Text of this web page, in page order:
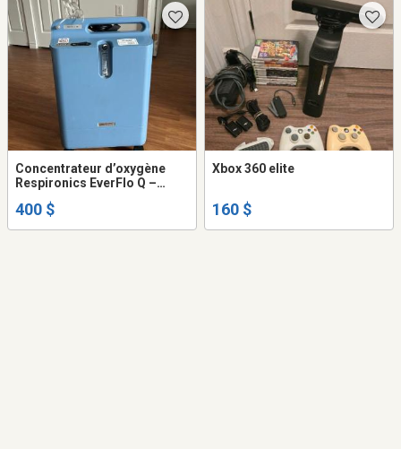
Concentrateur d’oxygène
Respironics EverFlo Q –
400 $
Xbox 360 elite
160 $